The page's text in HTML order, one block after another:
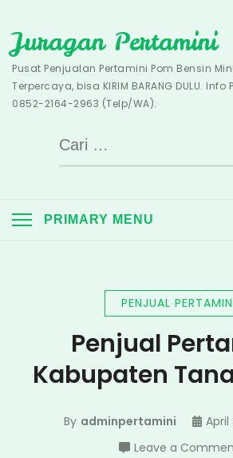
to
content
Juragan Pertamini
Pusat Penjualan Pertamini Pom Bensin
Terpercaya, bisa KIRIM BARANG DULU.
0852-2164-2963 (Telp/WA).
Cari
untuk:
PRIMARY MENU
PENJUAL
Penjual
Kabupaten
By adminpertamini
April
Leave a